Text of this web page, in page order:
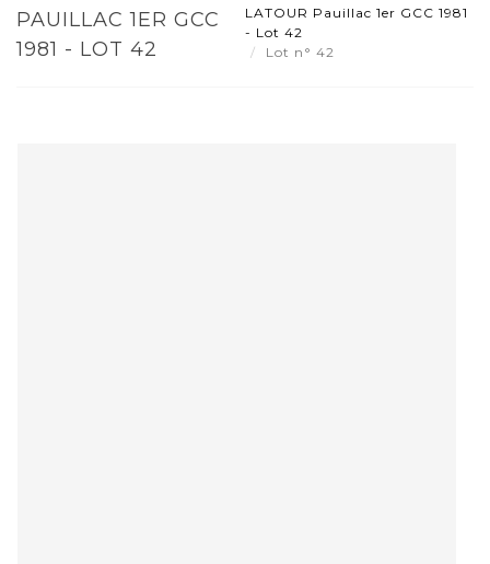
PAUILLAC 1ER GCC
1981 - LOT 42
LATOUR Pauillac 1er GCC 1981
- Lot 42
Lot n° 42